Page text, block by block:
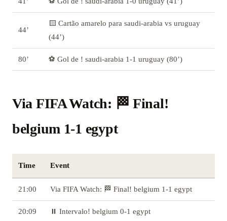
44’
🟨 Cartão amarelo para saudi-arabia vs uruguay
(44’)
80’ ⚽ Gol de ! saudi-arabia 1-1 uruguay (80’)
Via FIFA Watch: 🏁 Final!
belgium 1-1 egypt
Time Event
21:00 Via FIFA Watch: 🏁 Final! belgium 1-1 egypt
20:09 ⏸️ Intervalo! belgium 0-1 egypt